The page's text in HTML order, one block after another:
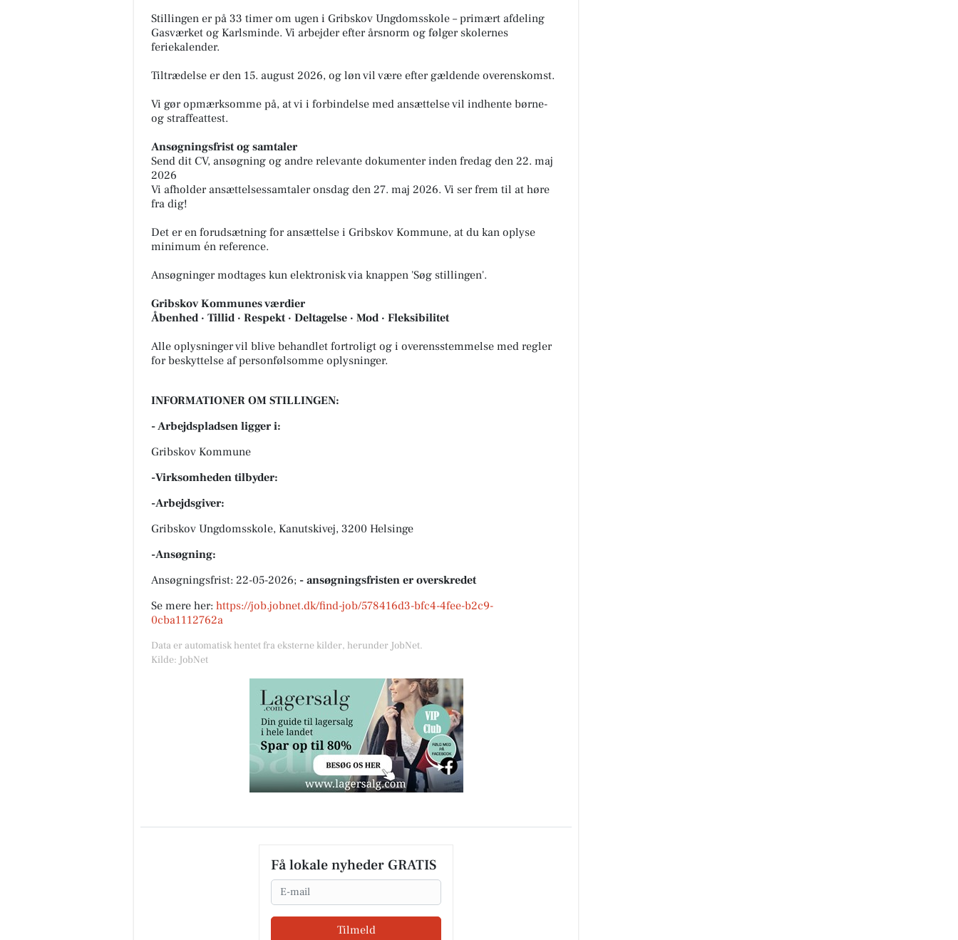
Stillingen er på 33 timer om ugen i Gribskov Ungdomsskole – primært afdeling
Gasværket og Karlsminde. Vi arbejder efter årsnorm og følger skolernes
feriekalender.
Tiltrædelse er den 15. august 2026, og løn vil være efter gældende overenskomst.
Vi gør opmærksomme på, at vi i forbindelse med ansættelse vil indhente børne-
og straffeattest.
Ansøgningsfrist og samtaler
Send dit CV, ansøgning og andre relevante dokumenter inden fredag den 22. maj
2026
Vi afholder ansættelsessamtaler onsdag den 27. maj 2026. Vi ser frem til at høre
fra dig!
Det er en forudsætning for ansættelse i Gribskov Kommune, at du kan oplyse
minimum én reference.
Ansøgninger modtages kun elektronisk via knappen 'Søg stillingen'.
Gribskov Kommunes værdier
Åbenhed · Tillid · Respekt · Deltagelse · Mod · Fleksibilitet
Alle oplysninger vil blive behandlet fortroligt og i overensstemmelse med regler
for beskyttelse af personfølsomme oplysninger.
INFORMATIONER OM STILLINGEN:
- Arbejdspladsen ligger i:
Gribskov Kommune
-Virksomheden tilbyder:
-Arbejdsgiver:
Gribskov Ungdomsskole, Kanutskivej, 3200 Helsinge
-Ansøgning:
Ansøgningsfrist: 22-05-2026; - ansøgningsfristen er overskredet
Se mere her: https://job.jobnet.dk/find-job/578416d3-bfc4-4fee-b2c9-
0cba1112762a
Data er automatisk hentet fra eksterne kilder, herunder JobNet.
Kilde: JobNet
Få lokale nyheder GRATIS
Email
Tilmeld